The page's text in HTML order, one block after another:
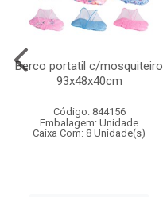
Berco portatil c/mosquiteiro
93x48x40cm
Código: 844156
Embalagem: Unidade
Caixa Com: 8 Unidade(s)